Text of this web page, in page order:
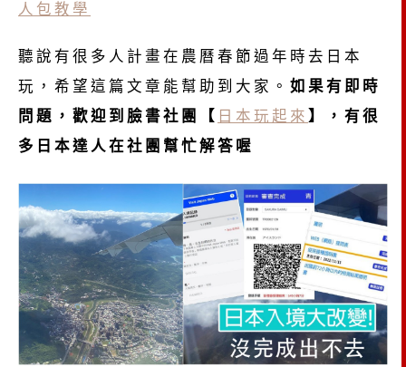
人包教學
聽說有很多人計畫在農曆春節過年時去日本
玩，希望這篇文章能幫助到大家。 如果有即時
問題，歡迎到臉書社團【 日本玩起來 】，有很
多日本達人在社團幫忙解答喔